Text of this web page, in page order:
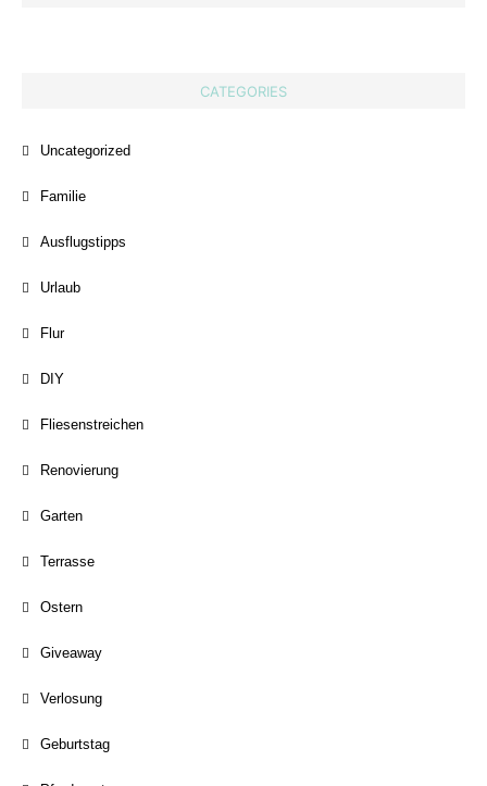
CATEGORIES
Uncategorized
Familie
Ausflugstipps
Urlaub
Flur
DIY
Fliesenstreichen
Renovierung
Garten
Terrasse
Ostern
Giveaway
Verlosung
Geburtstag